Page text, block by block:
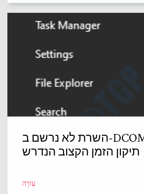
השרת לא נרשם ב-DCOM בתוך
תיקון הזמן הקצוב הנדרש
עֶזרָה